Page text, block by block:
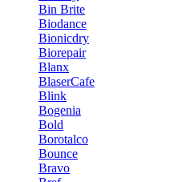
Bin Brite
Biodance
Bionicdry
Biorepair
Blanx
BlaserCafe
Blink
Bogenia
Bold
Borotalco
Bounce
Bravo